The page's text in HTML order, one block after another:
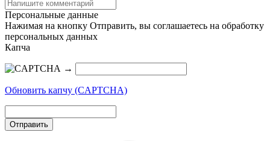
Персональные данные
Нажимая на кнопку Отправить, вы соглашаетесь на обработку
персональных данных
Капча
→
Обновить капчу (CAPTCHA)
Отправить